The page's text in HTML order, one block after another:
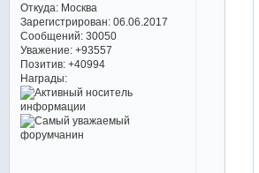
Откуда:Москва
Зарегистрирован: 06.06.2017
Сообщений:30050
Уважение: +93557
Позитив: +40994
Награды: